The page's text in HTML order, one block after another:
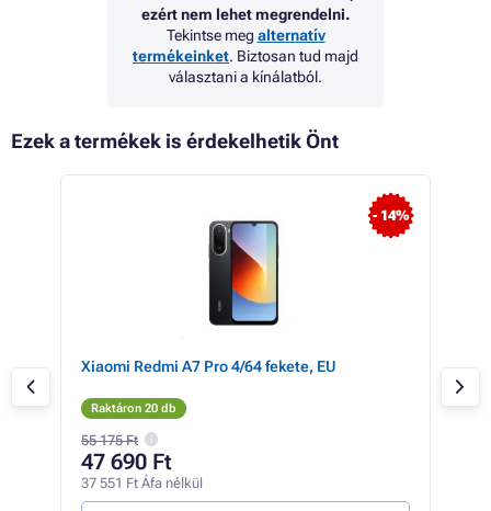
ezért nem lehet megrendelni.
Tekintse meg alternatív
termékeinket. Biztosan tud majd
választani a kínálatból.
Ezek a termékek is érdekelhetik Önt
- 14%
Xiaomi Redmi A7 Pro 4/64 fekete, EU
Raktáron 20 db
55 175 Ft
47 690 Ft
37 551 Ft Áfa nélkül